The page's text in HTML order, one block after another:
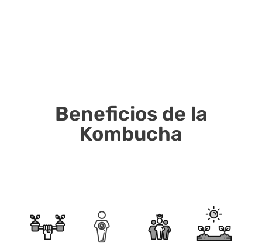
Beneficios de la
Kombucha